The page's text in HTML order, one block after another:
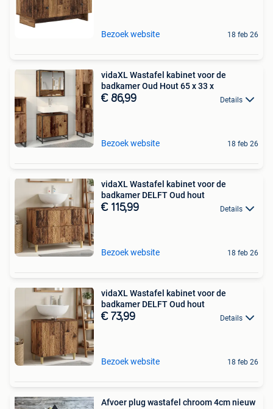
Bezoek website 18 feb 26
vidaXL Wastafel kabinet voor de
badkamer Oud Hout 65 x 33 x
€ 86,99 Details
Bezoek website 18 feb 26
vidaXL Wastafel kabinet voor de
badkamer DELFT Oud hout
€ 115,99 Details
Bezoek website 18 feb 26
vidaXL Wastafel kabinet voor de
badkamer DELFT Oud hout
€ 73,99 Details
Bezoek website 18 feb 26
Afvoer plug wastafel chroom 4cm nieuw